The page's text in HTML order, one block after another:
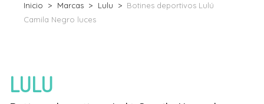
Inicio Marcas Lulu
Botines deportivos Lulú
Camila Negro luces
LULU